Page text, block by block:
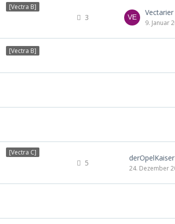
[Vectra B]
3
Vectarier
9. Januar
[Vectra B]
[Vectra C]
5
derOpelKaiser
24. Dezember